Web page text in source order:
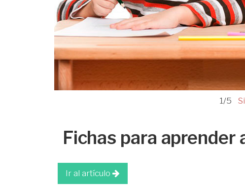
1/5
Fichas para aprender
Ir al artículo